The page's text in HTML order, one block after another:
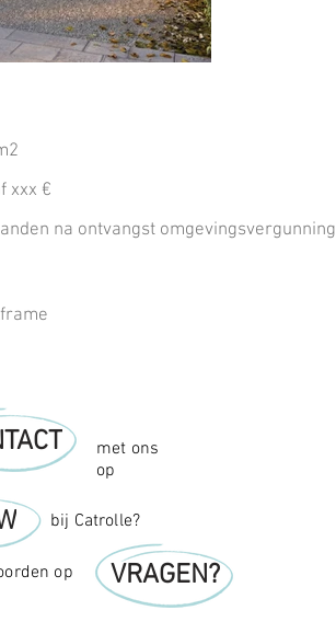
xxx €
na ontvangst omgevingsvergunning
met ons
op
bij Catrolle?
op
VRAGEN?